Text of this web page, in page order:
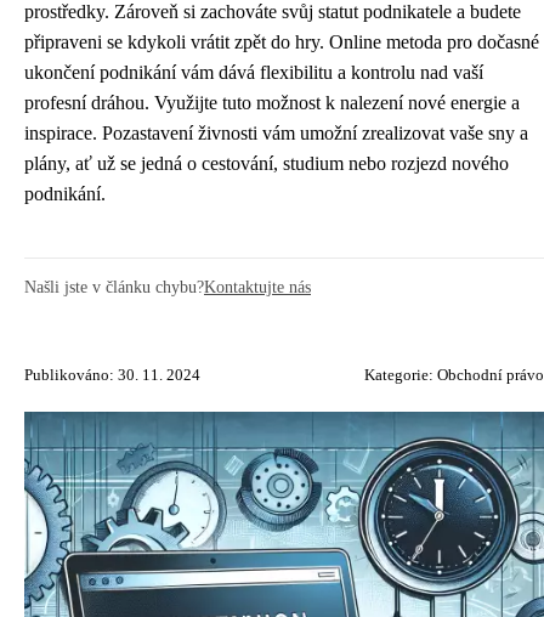
prostředky. Zároveň si zachováte svůj statut podnikatele a budete
připraveni se kdykoli vrátit zpět do hry. Online metoda pro dočasné
ukončení podnikání vám dává flexibilitu a kontrolu nad vaší
profesní dráhou. Využijte tuto možnost k nalezení nové energie a
inspirace. Pozastavení živnosti vám umožní zrealizovat vaše sny a
plány, ať už se jedná o cestování, studium nebo rozjezd nového
podnikání.
Našli jste v článku chybu?Kontaktujte nás
Publikováno: 30. 11. 2024 Kategorie: Obchodní právo